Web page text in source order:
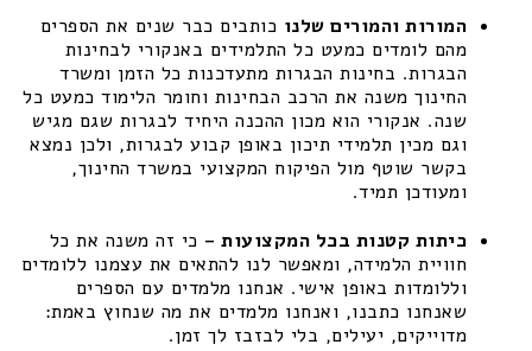
המורות והמורים שלנו כותבים כבר שנים את הספרים
מהם לומדים כמעט כל התלמידים באנקורי לבחינות
הבגרות. בחינות הבגרות מתעדכנות כל הזמן ומשרד
החינוך משנה את הרכב הבחינות וחומר הלימוד כמעט כל
שנה. אנקורי הוא מכון ההכנה היחיד לבגרות שגם מגיש
וגם מכין תלמידי תיכון באופן קבוע לבגרות, ולכן נמצא
בקשר שוטף מול הפיקוח המקצועי במשרד החינוך,
ומעודכן תמיד.
כיתות קטנות בכל המקצועות – כי זה משנה את כל
חוויית הלמידה, ומאפשר לנו להתאים את עצמנו ללומדים
וללומדות באופן אישי. אנחנו מלמדים עם הספרים
שאנחנו כתבנו, ואנחנו מלמדים את מה שנחוץ באמת:
מדוייקים, יעילים, בלי לבזבז לך זמן.